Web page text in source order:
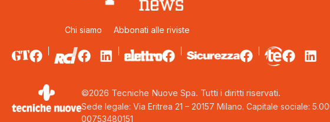
Chi siamo Abbonati alle riviste
©2026 Tecniche Nuove Spa. Tutti i diritti riservati.
Sede legale: Via Eritrea 21 – 20157 Milano. Capitale sociale:
00753480151